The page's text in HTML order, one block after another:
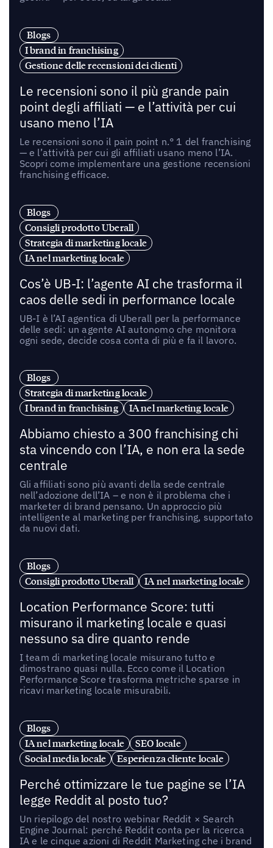
Blogs
I brand in franchising
Gestione delle recensioni dei clienti
Le recensioni sono il più grande pain
point degli affiliati — e l’attività per cui
usano meno l’IA
Le recensioni sono il pain point n.° 1 del franchising
— e l’attività per cui gli affiliati usano meno l’IA.
Scopri come implementare una gestione recensioni
franchising efficace.
Blogs
Consigli prodotto Uberall
Strategia di marketing locale
IA nel marketing locale
Cos’è UB-I: l’agente AI che trasforma il
caos delle sedi in performance locale
UB-I è l’AI agentica di Uberall per la performance
delle sedi: un agente AI autonomo che monitora
ogni sede, decide cosa conta di più e fa il lavoro.
Blogs
Strategia di marketing locale
I brand in franchising
IA nel marketing locale
Abbiamo chiesto a 300 franchising chi
sta vincendo con l’IA, e non era la sede
centrale
Gli affiliati sono più avanti della sede centrale
nell’adozione dell’IA – e non è il problema che i
marketer di brand pensano. Un approccio più
intelligente al marketing per franchising, supportato
da nuovi dati.
Blogs
Consigli prodotto Uberall
IA nel marketing locale
Location Performance Score: tutti
misurano il marketing locale e quasi
nessuno sa dire quanto rende
I team di marketing locale misurano tutto e
dimostrano quasi nulla. Ecco come il Location
Performance Score trasforma metriche sparse in
ricavi marketing locale misurabili.
Blogs
IA nel marketing locale
SEO locale
Social media locale
Esperienza cliente locale
Perché ottimizzare le tue pagine se l’IA
legge Reddit al posto tuo?
Un riepilogo del nostro webinar Reddit × Search
Engine Journal: perché Reddit conta per la ricerca
IA e le cinque azioni di Reddit Marketing che i brand